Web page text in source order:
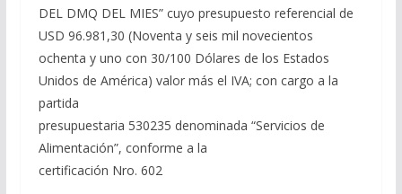
DEL DMQ DEL MIES” cuyo presupuesto referencial de
USD 96.981,30 (Noventa y seis mil novecientos
ochenta y uno con 30/100 Dólares de los Estados
Unidos de América) valor más el IVA; con cargo a la
partida
presupuestaria 530235 denominada “Servicios de
Alimentación”, conforme a la
certificación Nro. 602